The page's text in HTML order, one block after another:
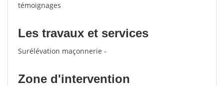
témoignages
Les travaux et services
Surélévation maçonnerie -
Zone d'intervention